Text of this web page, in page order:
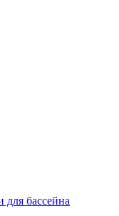
для бассейна